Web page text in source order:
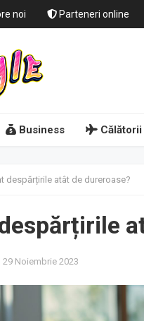
noi Parteneri online
Business Călătorii
despărțirile atât de dureroase?
29 Noiembrie 2023